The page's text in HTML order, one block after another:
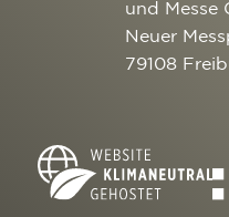
und Messe
Neuer
79108